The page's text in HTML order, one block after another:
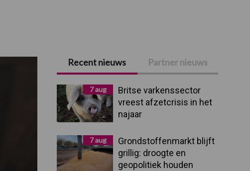
Primaire
Sidebar
Recent nieuws Partner nieuws
7 aug
Britse varkenssector
vreest afzetcrisis in het
najaar
7 aug
Grondstoffenmarkt blijft
grillig: droogte en
geopolitiek houden